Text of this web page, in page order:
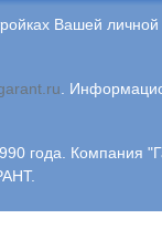
Вашей личной
.
года. Компания